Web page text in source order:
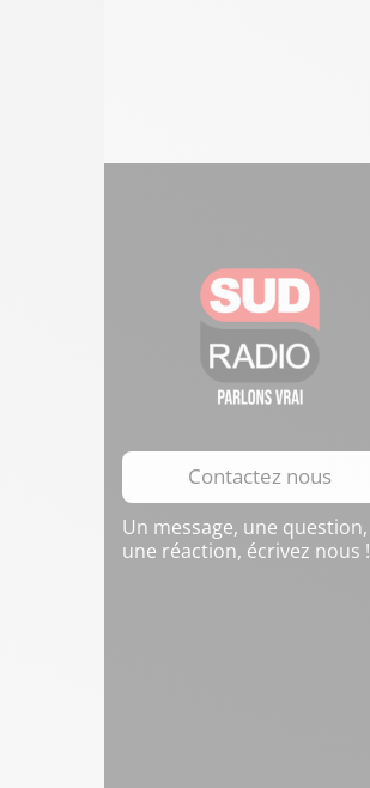
Contactez nous
Un message, une question,
une réaction, écrivez nous !